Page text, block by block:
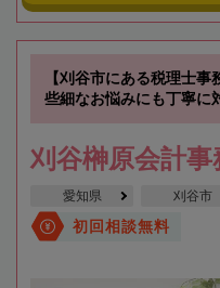
【刈谷市にある税理士事
些細なお悩みにも丁寧に
刈谷榊原会計事
愛知県 刈谷市
初回相談無料